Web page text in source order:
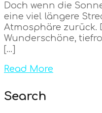
Doch wenn die
eine viel längere
Atmosphäre zurück.
Wunderschöne,
[…]
Read More
Search